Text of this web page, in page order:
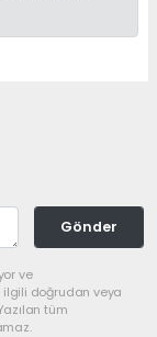
Gönder
ve
ilgili doğrudan veya
tüm